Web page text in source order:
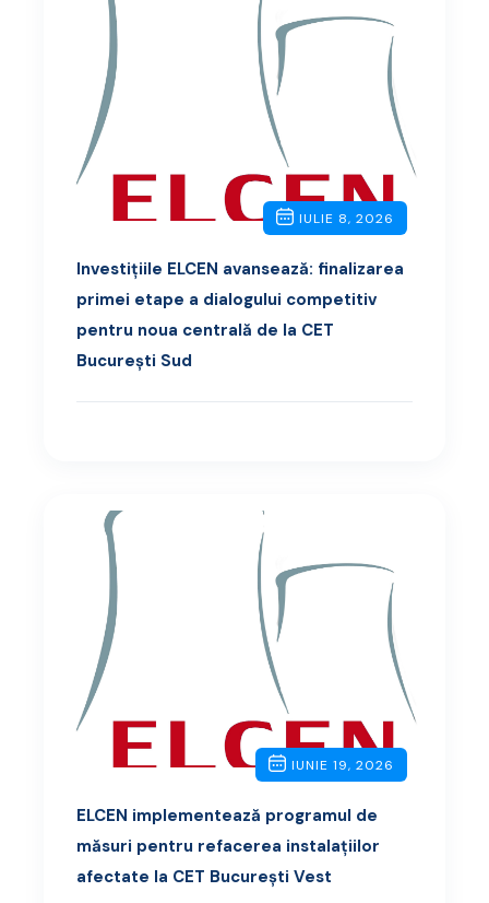
IULIE 8, 2026
Investițiile ELCEN avansează: finalizarea
primei etape a dialogului competitiv
pentru noua centrală de la CET
București Sud
IUNIE 19, 2026
ELCEN implementează programul de
măsuri pentru refacerea instalațiilor
afectate la CET București Vest